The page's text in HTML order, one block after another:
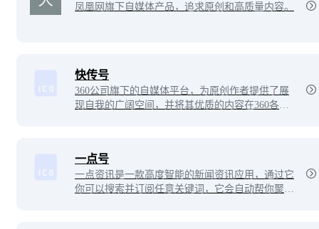
凤凰网旗下自媒体产品，追求原创和高质量内容。
快传号
360公司旗下的自媒体平台，为原创作者提供了展
现自我的广阔空间，并将其优质的内容在360各产
一点号
一点资讯是一款高度智能的新闻资讯应用，通过它
你可以搜索并订阅任意关键词，它会自动帮你聚合